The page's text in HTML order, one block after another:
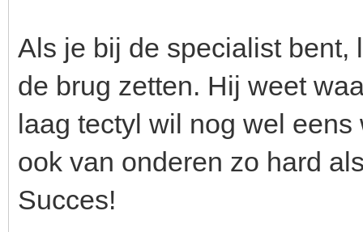
Als je bij de specialist bent,
de brug zetten. Hij weet
laag tectyl wil nog wel
ook van onderen zo hard
Succes!